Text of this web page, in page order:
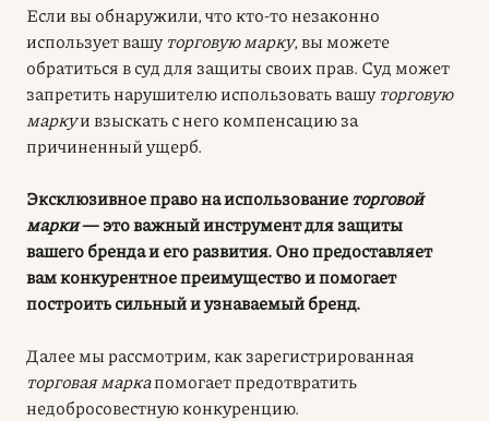
Если вы обнаружили, что кто-то незаконно
использует вашу торговую марку, вы можете
обратиться в суд для защиты своих прав. Суд может
запретить нарушителю использовать вашу торговую
маркуи взыскать с него компенсацию за
причиненный ущерб.
Эксклюзивное право на использованиеторговой
марки— это важный инструмент для защиты
вашего бренда и его развития. Оно предоставляет
вам конкурентное преимущество и помогает
построить сильный и узнаваемый бренд.
Далее мы рассмотрим, как зарегистрированная
торговая маркапомогает предотвратить
недобросовестную конкуренцию.